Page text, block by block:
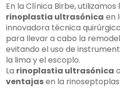
En la Clínica Birbe,
rinoplastia ultrasónica en
innovadora técnica
para llevar a cabo la
evitando el uso de
la lima y el escoplo.
La rinoplastia ultrasónica
ventajasen la